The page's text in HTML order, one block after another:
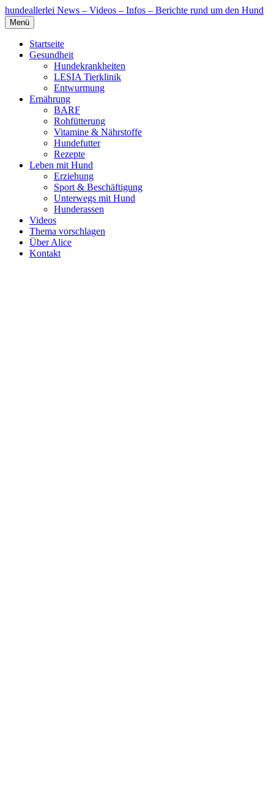
hundeallerlei News – Videos – Infos – Berichte rund um den Hund
Menü
Startseite
Gesundheit
Hundekrankheiten
LESIA Tierklinik
Entwurmung
Ernährung
BARF
Rohfütterung
Vitamine & Nährstoffe
Hundefutter
Rezepte
Leben mit Hund
Erziehung
Sport & Beschäftigung
Unterwegs mit Hund
Hunderassen
Videos
Thema vorschlagen
Über Alice
Kontakt